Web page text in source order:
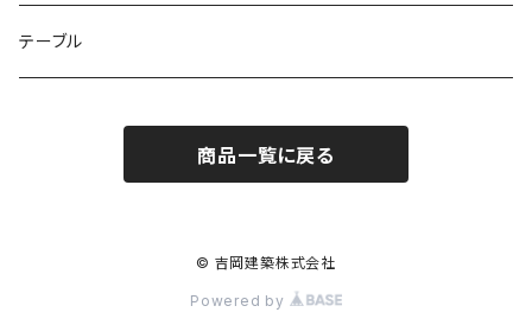
テーブル
商品一覧に戻る
© 吉岡建築株式会社
Powered by